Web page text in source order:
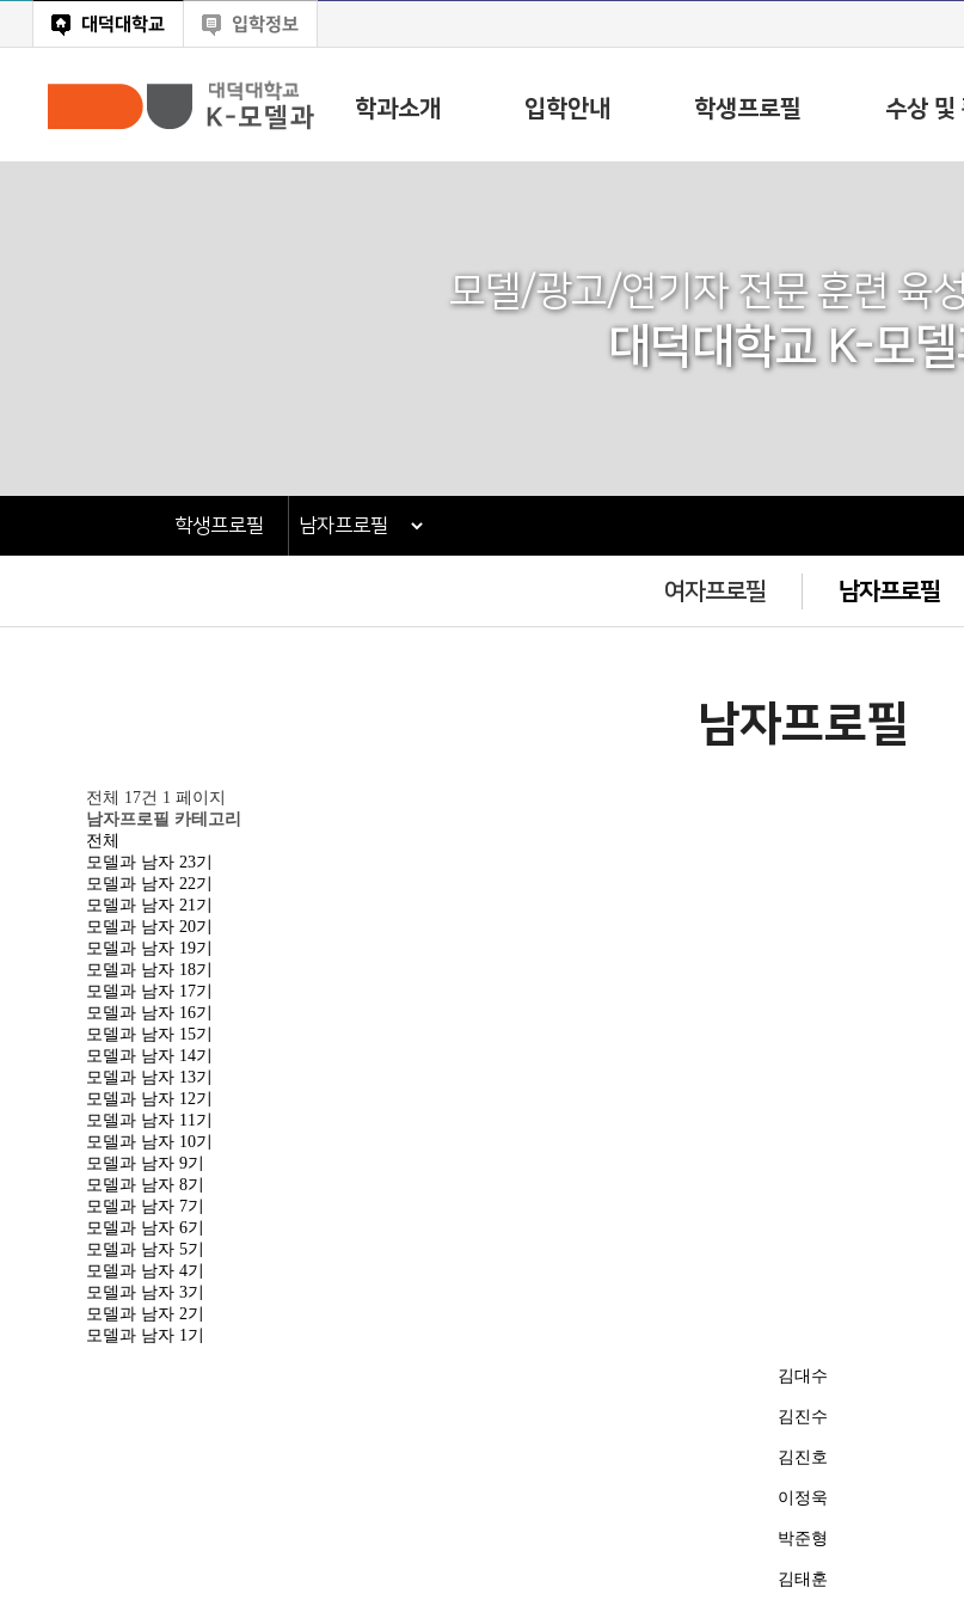
대덕대학교 입학정보
학과소개 입학안내 학생프로필 수상 및
모델/광고/연기자 전문 훈련 육
대덕대학교 K-모
학생프로필
여자프로필 남자프로필
남자프로필
전체 17건 1 페이지
남자프로필 카테고리
전체
모델과 남자 23기
모델과 남자 22기
모델과 남자 21기
모델과 남자 20기
모델과 남자 19기
모델과 남자 18기
모델과 남자 17기
모델과 남자 16기
모델과 남자 15기
모델과 남자 14기
모델과 남자 13기
모델과 남자 12기
모델과 남자 11기
모델과 남자 10기
모델과 남자 9기
모델과 남자 8기
모델과 남자 7기
모델과 남자 6기
모델과 남자 5기
모델과 남자 4기
모델과 남자 3기
모델과 남자 2기
모델과 남자 1기
김대수
김진수
김진호
이정욱
박준형
김태훈